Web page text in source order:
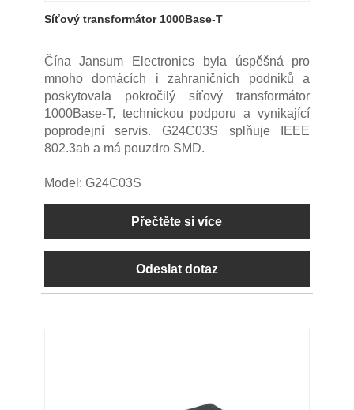
Síťový transformátor 1000Base-T
Čína Jansum Electronics byla úspěšná pro
mnoho domácích i zahraničních podniků a
poskytovala pokročilý síťový transformátor
1000Base-T, technickou podporu a vynikající
poprodejní servis. G24C03S splňuje IEEE
802.3ab a má pouzdro SMD.
Model: G24C03S
Přečtěte si více
Odeslat dotaz